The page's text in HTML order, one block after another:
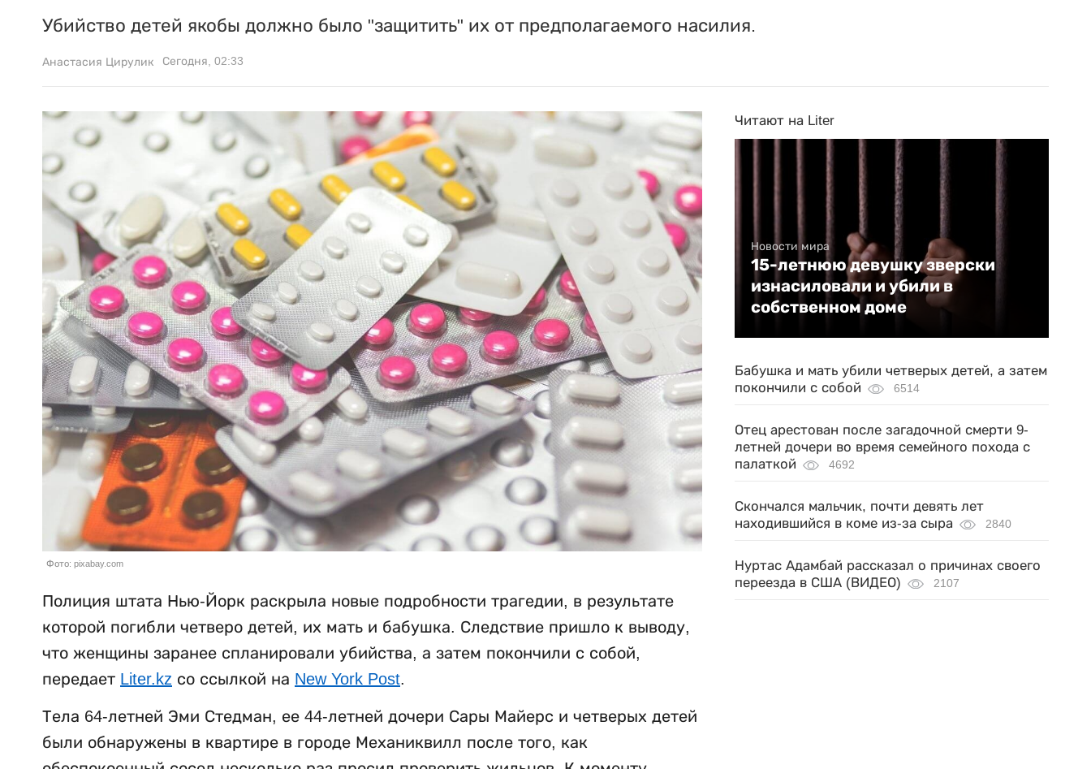
Убийство детей якобы должно было "защитить" их от предполагаемого насилия.
Анастасия Цирулик Сегодня, 02:33
Фото: pixabay.com
Полиция штата Нью-Йорк раскрыла новые подробности трагедии, в результате
которой погибли четверо детей, их мать и бабушка. Следствие пришло к выводу,
что женщины заранее спланировали убийства, а затем покончили с собой,
передает Liter.kz со ссылкой на New York Post.
Тела 64-летней Эми Стедман, ее 44-летней дочери Сары Майерс и четверых детей
были обнаружены в квартире в городе Механиквилл после того, как
Читают на Liter
Новости мира
15-летнюю девушку зверски
изнасиловали и убили в
собственном доме
Бабушка и мать убили четверых детей, а затем
покончили с собой
6514
Отец арестован после загадочной смерти 9-
летней дочери во время семейного похода с
палаткой
4692
Скончался мальчик, почти девять лет
находившийся в коме из-за сыра
2840
Нуртас Адамбай рассказал о причинах своего
переезда в США (ВИДЕО)
2107